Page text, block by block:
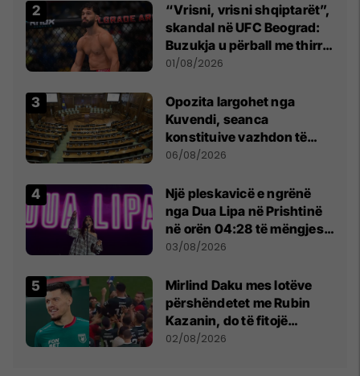
“Vrisni, vrisni shqiptarët”,
skandal në UFC Beograd:
Buzukja u përball me thirrje
anti-shqiptare nga
01/08/2026
Opozita largohet nga
Kuvendi, seanca
konstituive vazhdon të
shtunën në orën 11:00
06/08/2026
Një pleskavicë e ngrënë
nga Dua Lipa në Prishtinë
në orën 04:28 të mëngjesit
- dhe bota digjitale serbe
03/08/2026
Mirlind Daku mes lotëve
përshëndetet me Rubin
Kazanin, do të fitojë
miliona te Spartak Moska
02/08/2026